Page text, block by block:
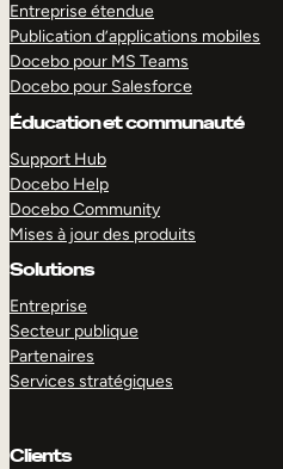
Entreprise étendue
Publication d’applications mobiles
Docebo pour MS Teams
Docebo pour Salesforce
Éducation et communauté
Support Hub
Docebo Help
Docebo Community
Mises à jour des produits
Solutions
Entreprise
Secteur publique
Partenaires
Services stratégiques
Clients